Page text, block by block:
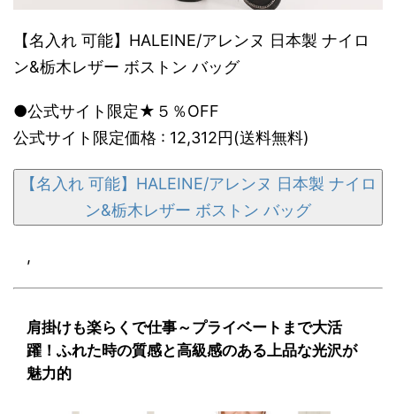
【名入れ 可能】HALEINE/アレンヌ 日本製 ナイロ
ン&栃木レザー ボストン バッグ
●公式サイト限定★５％OFF
公式サイト限定価格 : 12,312円(送料無料)
【名入れ 可能】HALEINE/アレンヌ 日本製 ナイロ
ン&栃木レザー ボストン バッグ
,
肩掛けも楽らくで仕事～プライベートまで大活
躍！ふれた時の質感と高級感のある上品な光沢が
魅力的